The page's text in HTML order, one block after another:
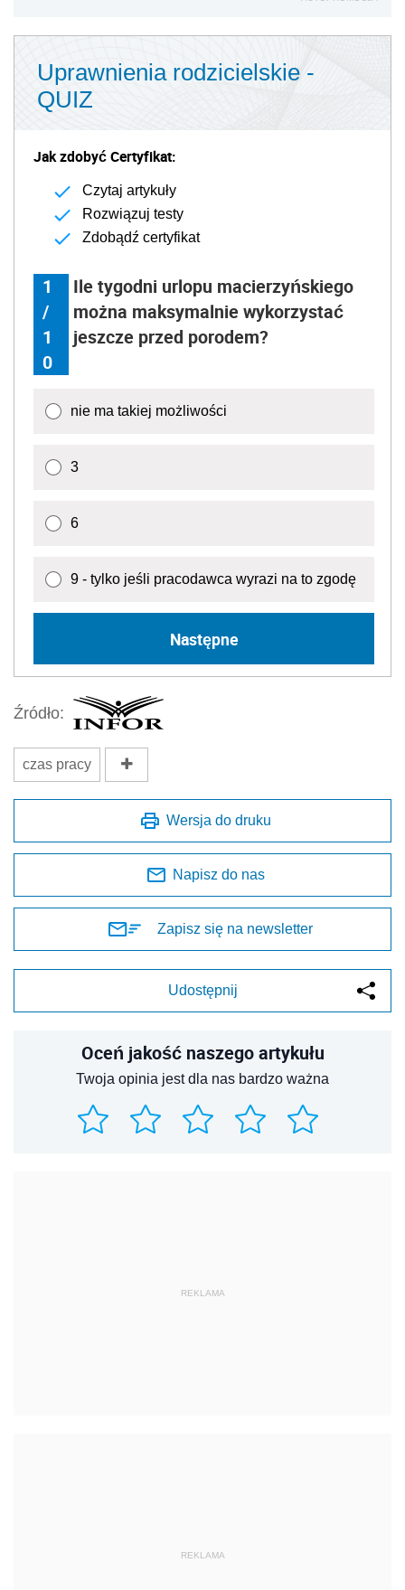
Uprawnienia rodzicielskie -
QUIZ
Jak zdobyć Certyfikat:
Czytaj artykuły
Rozwiązuj testy
Zdobądź certyfikat
1
/
1
0
Ile tygodni urlopu macierzyńskiego
można maksymalnie wykorzystać
jeszcze przed porodem?
nie ma takiej możliwości
3
6
9 - tylko jeśli pracodawca wyrazi na to zgodę
Następne
Źródło:
czas pracy
Wersja do druku
Napisz do nas
Zapisz się na newsletter
Udostępnij
Oceń jakość naszego artykułu
Twoja opinia jest dla nas bardzo ważna
REKLAMA
REKLAMA